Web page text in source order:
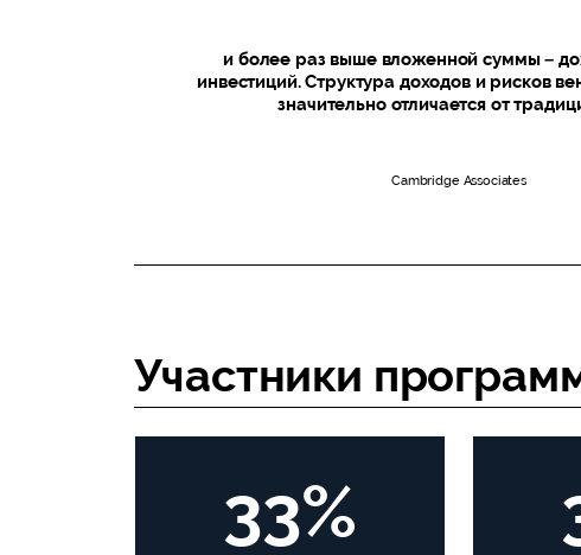
и более раз выше вложенной суммы –
инвестиций. Структура доходов и рисков
значительно отличается от
Cambridge Associates
Участники
33%